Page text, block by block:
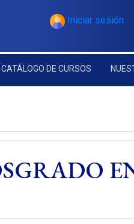
Iniciar sesión
CATÁLOGO DE CURSOS